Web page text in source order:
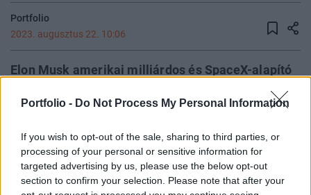
Portfolio - Do Not Process My Personal Information
If you wish to opt-out of the sale, sharing to third parties, or
processing of your personal or sensitive information for
targeted advertising by us, please use the below opt-out
section to confirm your selection. Please note that after your
Portfolio
2023. augusztus 22. 10:06
Elon Musk amerikai milliárdos és SpaceX-alapító
a Pentagon korábbi alelnökével, Colin Kahl-lal és
több más személlyel folytatott beszélgetésben
Putyin orosz elnökkel és folyamatos kapcsolatban
állt a Kreml vezetőségével – számolt be róla a The
New Yorker.